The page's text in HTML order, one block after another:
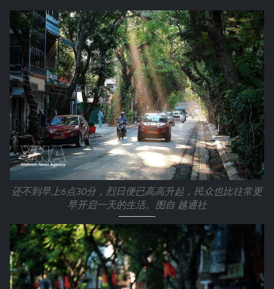
还不到早上6点30分，烈日便已高高升起，民众也比往常更
早开启一天的生活。图自 越通社